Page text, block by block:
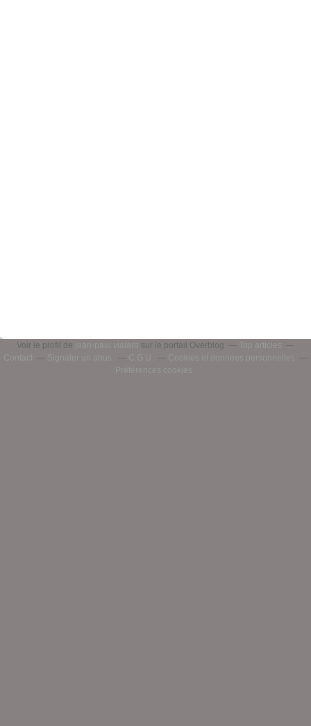
Voir le profil de jean-paul vialard sur le portail Overblog
Top articles
Contact
Signaler un abus C.G.U.
Cookies et données personnelles
Préférences cookies